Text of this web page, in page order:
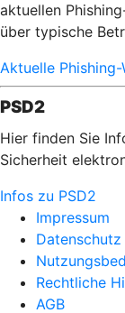
aktuellen
über typische
Aktuelle Phishing-
PSD2
Hier finden Sie
Sicherheit
Infos zu PSD2
Impressum
Datenschutz
Rechtliche
AGB